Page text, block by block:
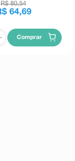
R$ 80,54
64,69
Comprar